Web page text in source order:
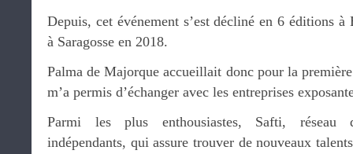
Depuis, cet événement s’est décliné en 6 éditions
à Saragosse en 2018.
Palma de Majorque accueillait donc pour la
m’a permis d’échanger avec les entreprises
Parmi les plus enthousiastes, Safti, réseau
indépendants, qui assure trouver de nouveaux